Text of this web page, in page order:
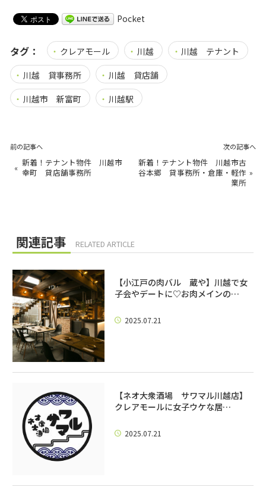
Pocket
タグ： クレアモール 川越
川越 テナント
川越 貸事務所
川越 貸店舗
川越市 新富町
川越駅
前の記事へ
« 新着！テナント物件 川越市
幸町 貸店舗事務所
次の記事へ
新着！テナント物件 川越市古
谷本郷 貸事務所・倉庫・軽作
業所
»
関連記事 RELATED ARTICLE
【小江戸の肉バル 蔵や】川越で女
子会やデートに♡お肉メインの…
2025.07.21
【ネオ大衆酒場 サワマル川越店】
クレアモールに女子ウケな居…
2025.07.21